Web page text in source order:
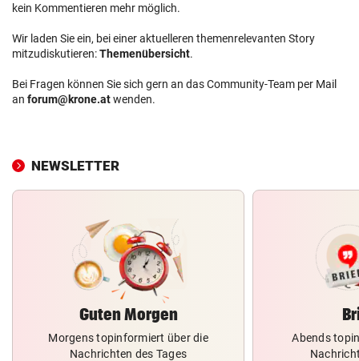
kein Kommentieren mehr möglich.
Wir laden Sie ein, bei einer aktuelleren themenrelevanten Story
mitzudiskutieren:Themenübersicht.
Bei Fragen können Sie sich gern an das Community-Team per Mail
an forum@krone.atwenden.
NEWSLETTER
Guten Morgen
Morgens topinformiert über die
Nachrichten des Tages
Abends